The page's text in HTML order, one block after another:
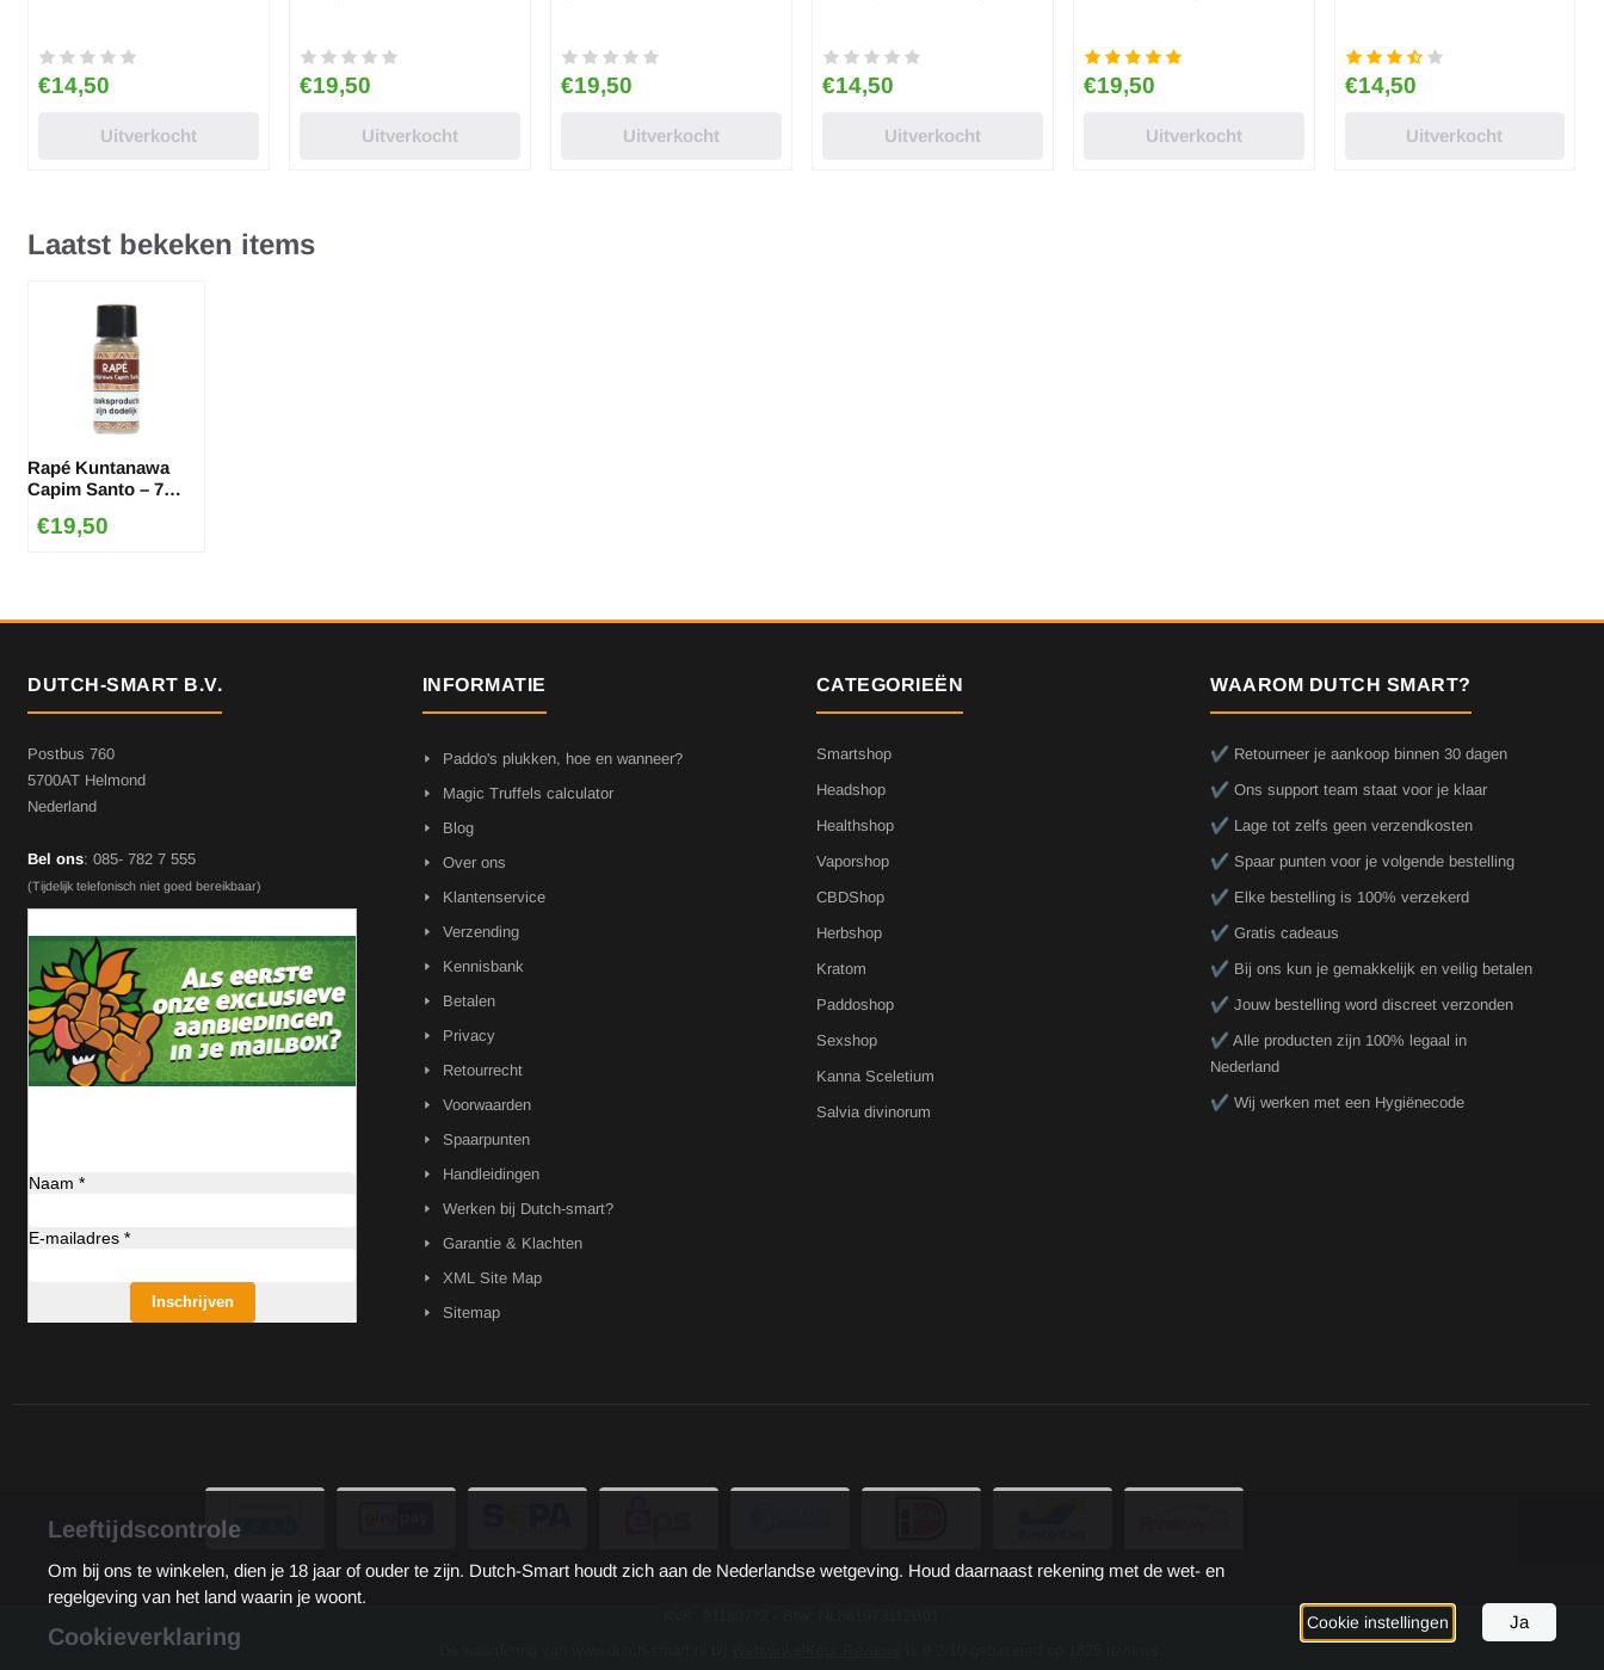
Prijs: 14,50
€14,50
Uitverkocht
Prijs: 19,50
€19,50
Uitverkocht
Prijs: 19,50
€19,50
Uitverkocht
Prijs: 14,50
€14,50
Uitverkocht
Prijs: 19,50
€19,50
Uitverkocht
Prijs: 14,50
€14,50
Uitverkocht
Laatst bekeken items
Rapé Kuntanawa
Capim Santo – 7
€19,50
DUTCH-SMART B.V.
Postbus 760
5700AT Helmond
Nederland
Bel ons: 085- 782 7 555
(Tijdelijk telefonisch niet goed bereikbaar)
Naam *
E-mailadres *
Inschrijven
INFORMATIE
Paddo's plukken, hoe en wanneer?
Magic Truffels calculator
Blog
Over ons
Klantenservice
Verzending
Kennisbank
Betalen
Privacy
Retourrecht
Voorwaarden
Spaarpunten
Handleidingen
Werken bij Dutch-smart?
Garantie & Klachten
XML Site Map
Sitemap
CATEGORIEËN
Smartshop
Headshop
Healthshop
Vaporshop
CBDShop
Herbshop
Kratom
Paddoshop
Sexshop
Kanna Sceletium
Salvia divinorum
WAAROM DUTCH SMART?
✔️ Retourneer je aankoop binnen 30 dagen
✔️ Ons support team staat voor je klaar
✔️ Lage tot zelfs geen verzendkosten
✔️ Spaar punten voor je volgende bestelling
✔️ Elke bestelling is 100% verzekerd
✔️ Gratis cadeaus
✔️ Bij ons kun je gemakkelijk en veilig betalen
✔️ Jouw bestelling word discreet verzonden
✔️ Alle producten zijn 100% legaal in
Nederland
✔️ Wij werken met een Hygiënecode
Leeftijdscontrole
Om bij ons te winkelen, dien je 18 jaar of ouder te zijn. Dutch-Smart houdt zich aan de Nederlandse wetgeving. Houd daarnaast rekening met de wet- en
regelgeving van het land waarin je woont.
Cookieverklaring
Cookie instellingen Ja